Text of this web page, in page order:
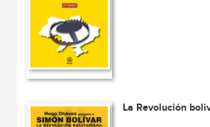
La Revolución